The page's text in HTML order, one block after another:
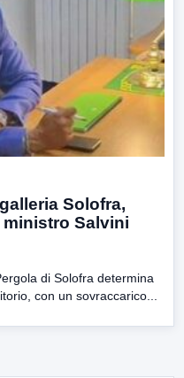
Solofra,
Salvini
di Solofra determina
con un sovraccarico...